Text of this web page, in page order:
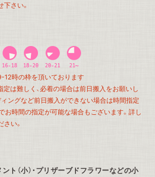
さい。
12時の枠を頂いております
定は難しく、必着の場合は前日搬入をお願いし
ィングなど前日搬入ができない場合は時間指定
時間の指定が可能な場合もございます。詳し
い。
ト（小）・プリザーブドフラワーなどの小